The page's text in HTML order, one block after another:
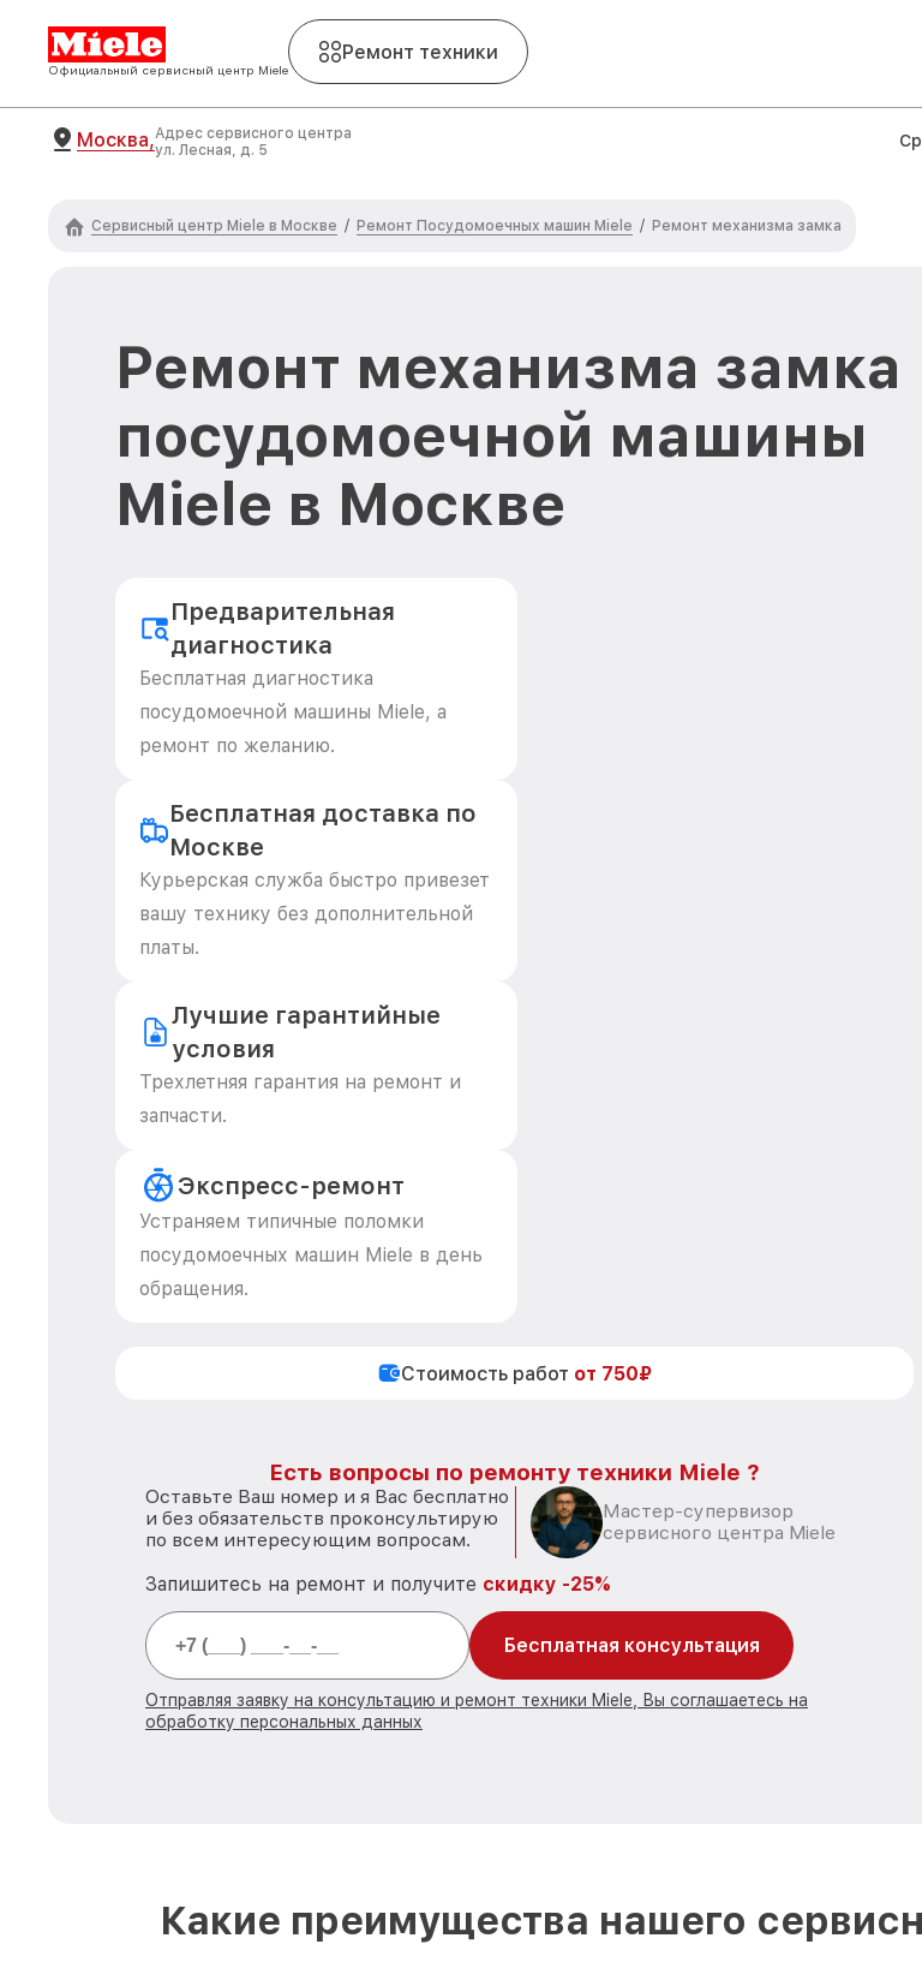
Официальный сервисный центр Miele
Ремонт техники
Москва,Адрес сервисного центра
ул. Лесная, д. 5
Сервисный центр Miele в Москве / Ремонт Посудомоечных машин Miele / Ремонт механизма замка
Ремонт механизма замка
посудомоечной машины
Miele в Москве
Предварительная
диагностика
Бесплатная диагностика
посудомоечной машины Miele, а
ремонт по желанию.
Бесплатная доставка по
Москве
Курьерская служба быстро привезет
вашу технику без дополнительной
платы.
Лучшие гарантийные
условия
Трехлетняя гарантия на ремонт и
запчасти.
Экспресс-ремонт
Устраняем типичные поломки
посудомоечных машин Miele в день
обращения.
Стоимость работ от 750₽
Есть вопросы по ремонту техники Miele ?
Оставьте Ваш номер и я Вас бесплатно
и без обязательств проконсультирую
по всем интересующим вопросам.
Мастер-супервизор
сервисного центра Miele
Запишитесь на ремонт и получите скидку -25%
Бесплатная консультация
Отправляя заявку на консультацию и ремонт техники Miele, Вы соглашаетесь на
обработку персональных данных
Какие преимущества нашего